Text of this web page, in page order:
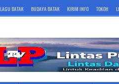
LAGU BATAK BUDAYA BATAK KIRIM INFO TOKOH